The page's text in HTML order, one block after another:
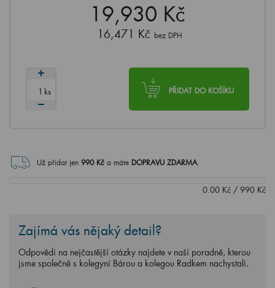
19,930 Kč
16,471 Kč bez DPH
PŘIDAT DO KOŠÍKU
ks
Už přidat jen 990Kč a máte DOPRAVU ZDARMA.
0.00 Kč / 990 Kč
Zajímá vás nějaký detail?
Odpovědi na nejčastější otázky najdete v naší poradně, kterou
jsme společně s kolegyní Bárou a kolegou Radkem nachystali.